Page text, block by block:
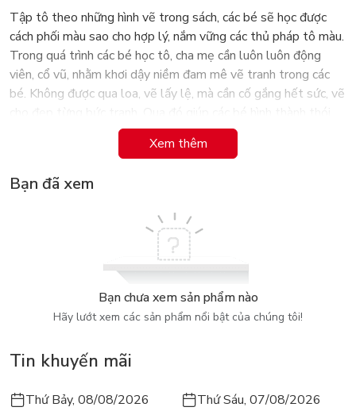
Tập tô theo những hình vẽ trong sách, các bé sẽ học được
cách phối màu sao cho hợp lý, nắm vững các thủ pháp tô màu.
Trong quá trình các bé học tô, cha mẹ cần luôn luôn động
viên, cổ vũ, nhằm khơi dậy niềm đam mê vẽ tranh trong các
bé. Không được qua loa, vẽ lấy lệ, mà cần cố gắng hết sức, vẽ
quen học tập chăm chỉ và rèn luyện tính kiên nhẫn.
Cuốn sách Bạn Nhỏ Ơi! Tô Màu Thật Là Dễ! là tài liệu tham
khảo cho các bé bậc vỡ lòng và mẫu giáo lớn. Hi vọng các bé
vẽ tranh cũng như năng lực thẩm mĩ, tạo cơ sở vững chắc cho
Xem thêm
Bạn đã xem
Bạn chưa xem sản phẩm nào
Hãy lướt xem các sản phẩm nổi bật của chúng tôi!
Tin khuyến mãi
Thứ Bảy, 08/08/2026 Thứ Sáu, 07/08/2026